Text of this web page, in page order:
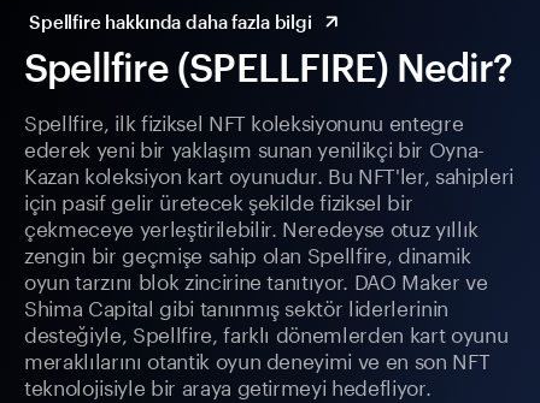
Spellfire (SPELLFIRE) Nedir?
Spellfire, ilk fiziksel NFT koleksiyonunu entegre
ederek yeni bir yaklaşım sunan yenilikçi bir Oyna-
Kazan koleksiyon kart oyunudur. Bu NFT'ler, sahipleri
için pasif gelir üretecek şekilde fiziksel bir
çekmeceye yerleştirilebilir. Neredeyse otuz yıllık
zengin bir geçmişe sahip olan Spellfire, dinamik
oyun tarzını blok zincirine tanıtıyor. DAO Maker ve
Shima Capital gibi tanınmış sektör liderlerinin
desteğiyle, Spellfire, farklı dönemlerden kart oyunu
meraklılarını otantik oyun deneyimi ve en son NFT
teknolojisiyle bir araya getirmeyi hedefliyor.
Spellfire hakkında daha fazla bilgi